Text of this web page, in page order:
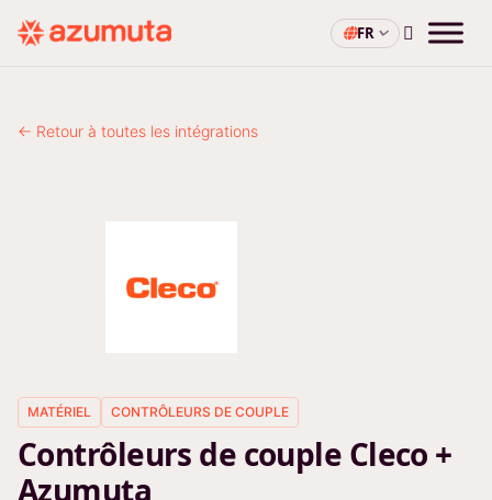
FR
← Retour à toutes les intégrations
MATÉRIEL CONTRÔLEURS DE COUPLE
Contrôleurs de couple Cleco +
Azumuta